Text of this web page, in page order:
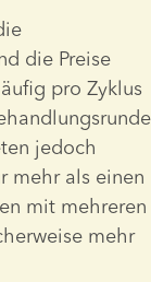
die Preise
pro Zyklus
jedoch
mehr als einen
mit mehreren
mehr